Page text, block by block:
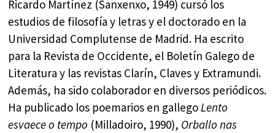
Ricardo Martínez (Sanxenxo, 1949) cursó los
estudios de filosofía y letras y el doctorado en la
Universidad Complutense de Madrid. Ha escrito
para la Revista de Occidente, el Boletín Galego de
Literatura y las revistas Clarín, Claves y Extramundi.
Además, ha sido colaborador en diversos periódicos.
Ha publicado los poemarios en gallegoLento
esvaece o tempo (Milladoiro, 1990), Orballo nas